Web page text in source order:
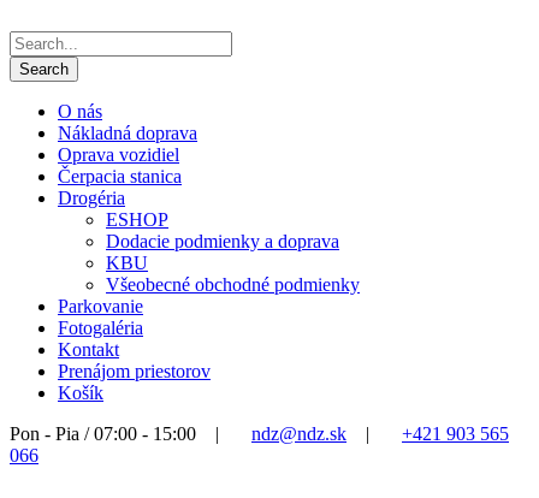
O nás
Nákladná doprava
Oprava vozidiel
Čerpacia stanica
Drogéria
ESHOP
Dodacie podmienky a doprava
KBU
Všeobecné obchodné podmienky
Parkovanie
Fotogaléria
Kontakt
Prenájom priestorov
Košík
Pon - Pia / 07:00 - 15:00
| ndz@ndz.sk |
+421 903 565
066